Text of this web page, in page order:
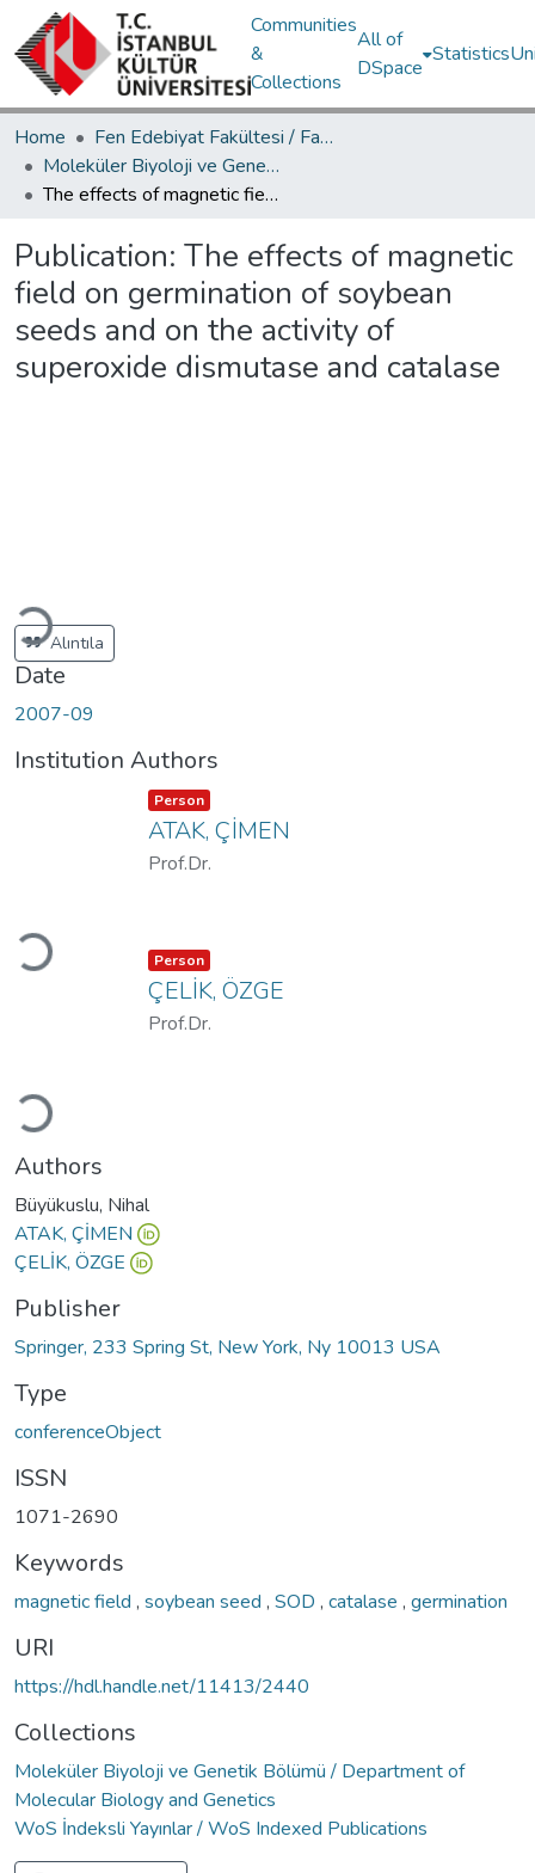
Communities
&
Collections
All of
DSpace
Statistics
Home
Fen Edebiyat Fakültesi / Faculty of Letters and Sciences
Moleküler Biyoloji ve Genetik Bölümü / Department of Molecular Biology and Genetics
The effects of magnetic field on germination of soybean seeds and on the activity of superoxide dismutase and catalase
Publication: The effects of magnetic
field on germination of soybean
seeds and on the activity of
superoxide dismutase and catalase
Loading...
Alıntıla
Date
2007-09
Institution Authors
Loading...
Item type:
Person ,
ATAK, ÇİMEN
Prof.Dr.
Loading...
Item type:
Person ,
ÇELİK, ÖZGE
Prof.Dr.
Authors
Büyükuslu, Nihal
ATAK, ÇİMEN
ÇELİK, ÖZGE
Publisher
Springer, 233 Spring St, New York, Ny 10013 USA
Type
conferenceObject
ISSN
1071-2690
Keywords
magnetic field , soybean seed , SOD , catalase , germination
URI
https://hdl.handle.net/11413/2440
Collections
Moleküler Biyoloji ve Genetik Bölümü / Department of
Molecular Biology and Genetics
WoS İndeksli Yayınlar / WoS Indexed Publications